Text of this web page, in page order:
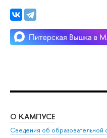
О КАМПУСЕ
Сведения об образовательной